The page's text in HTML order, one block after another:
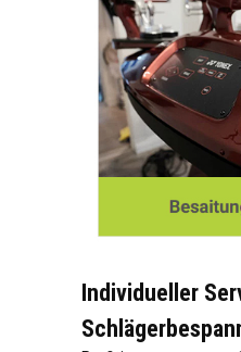
Individueller